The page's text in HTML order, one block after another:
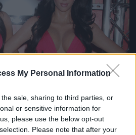
My Personal Information
sale, sharing to third parties, or
or sensitive information for
please use the below opt-out
Please note that after your